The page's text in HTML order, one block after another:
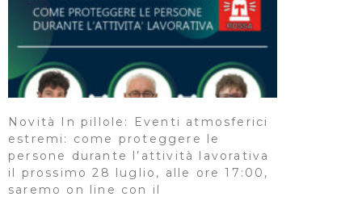
Novità In pillole: Eventi atmosferici
estremi: come proteggere le
persone durante l’attività lavorativa
il prossimo 28 luglio, alle ore 17:00,
saremo on line con il